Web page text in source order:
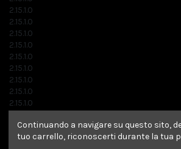
2.15.1.0
2.15.1.0
2.15.1.0
2.15.1.0
2.15.1.0
2.15.1.0
2.15.1.0
2.15.1.0
2.15.1.0
2.15.1.0
2.15.1.0
Continuando a navigare su questo sito,
tuo carrello, riconoscerti durante la tua